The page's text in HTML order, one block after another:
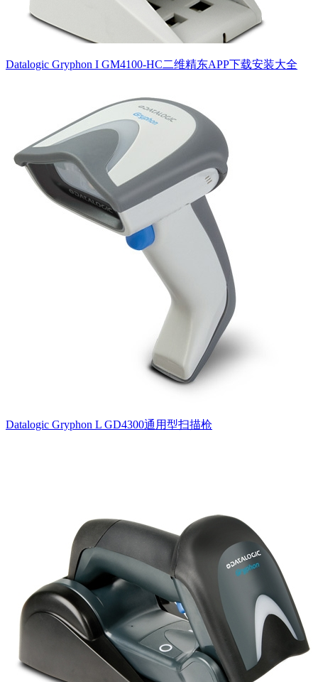
Datalogic Gryphon I GM4100-HC二维精东APP下载安装大全
Datalogic Gryphon L GD4300通用型扫描枪